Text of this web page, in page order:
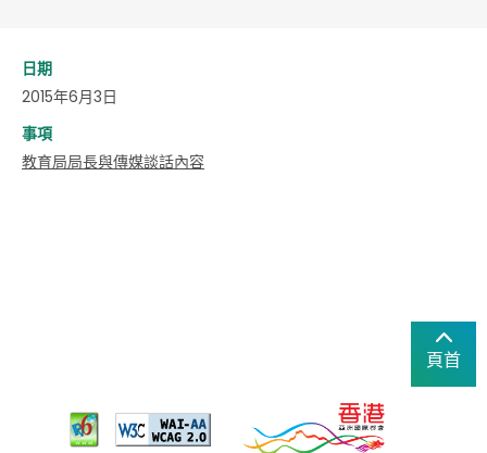
日期
2015年6月3日
事項
教育局局長與傳媒談話內容
頁首